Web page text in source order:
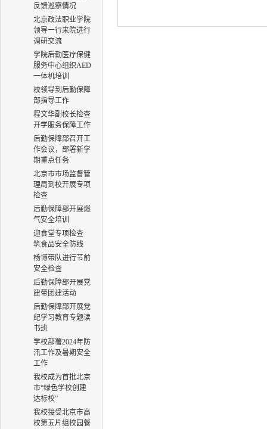
反馈巡察情况
北京政法职业学院
领导一行来院进行
调研交流
学院后勤医疗保健
服务中心组织AED
一体机培训
校领导到后勤保障
部指导工作
程文华副校长检查
开学服务保障工作
后勤保障部召开工
作会议，部署新学
期重点任务
北京市市场监督管
理局到校开展专项
检查
后勤保障部开展燃
气安全培训
迎食堂专项检查
筑食品安全防线
杨博带队进行节前
安全检查
后勤保障部开展党
建带团建活动
后勤保障部开展党
纪学习教育专题读
书班
学校部署2024年防
汛工作及暑期安全
工作
我校成为首批北京
市“绿色学校创建
达标校”
我校接受北京市高
校第五片组校园餐